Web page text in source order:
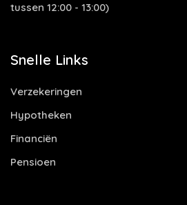
tussen 12:00 - 13:00)
Snelle Links
Verzekeringen
Hypotheken
Financiën
Pensioen